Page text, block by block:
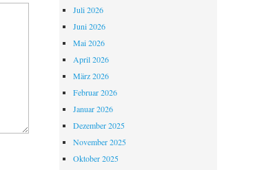
Juli 2026
Juni 2026
Mai 2026
April 2026
März 2026
Februar 2026
Januar 2026
Dezember 2025
November 2025
Oktober 2025